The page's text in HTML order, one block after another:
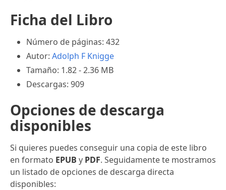
Ficha del Libro
Número de páginas: 432
Autor: Adolph F Knigge
Tamaño: 1.82 - 2.36 MB
Descargas: 909
Opciones de descarga
disponibles
Si quieres puedes conseguir una copia de este libro
en formato EPUB y PDF. Seguidamente te mostramos
un listado de opciones de descarga directa
disponibles: